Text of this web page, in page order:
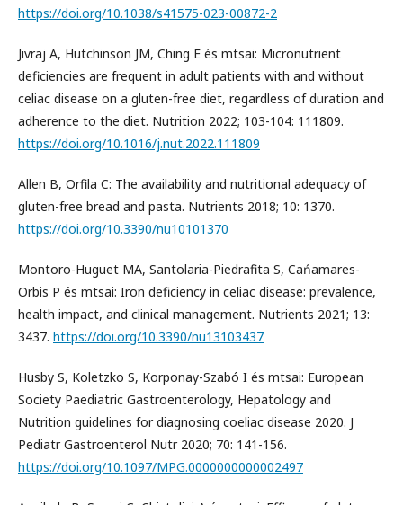
https://doi.org/10.1038/s41575-023-00872-2
Jivraj A, Hutchinson JM, Ching E és mtsai: Micronutrient
deficiencies are frequent in adult patients with and without
celiac disease on a gluten-free diet, regardless of duration and
adherence to the diet. Nutrition 2022; 103-104: 111809.
https://doi.org/10.1016/j.nut.2022.111809
Allen B, Orfila C: The availability and nutritional adequacy of
gluten-free bread and pasta. Nutrients 2018; 10: 1370.
https://doi.org/10.3390/nu10101370
Montoro-Huguet MA, Santolaria-Piedrafita S, Cańamares-
Orbis P és mtsai: Iron deficiency in celiac disease: prevalence,
health impact, and clinical management. Nutrients 2021; 13:
3437. https://doi.org/10.3390/nu13103437
Husby S, Koletzko S, Korponay-Szabó I és mtsai: European
Society Paediatric Gastroenterology, Hepatology and
Nutrition guidelines for diagnosing coeliac disease 2020. J
Pediatr Gastroenterol Nutr 2020; 70: 141-156.
https://doi.org/10.1097/MPG.0000000000002497